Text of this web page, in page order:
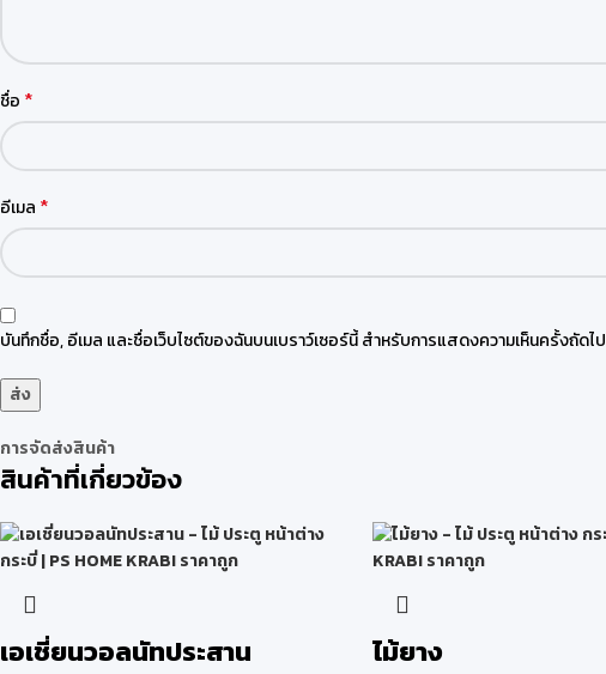
ชื่อ *
อีเมล *
บันทึกชื่อ, อีเมล และชื่อเว็บไซต์ของฉันบนเบราว์เซอร์นี้ สำหรับการแสดงความเห็นครั้งถัดไป
การจัดส่งสินค้า
สินค้าที่เกี่ยวข้อง
เอเชี่ยนวอลนัทประสาน ไม้ยาง